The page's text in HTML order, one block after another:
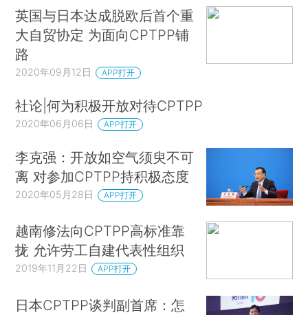
英国与日本达成脱欧后首个重
大自贸协定 为面向CPTPP铺
路
2020年09月12日 APP打开
社论|何为积极开放对待CPTPP
2020年06月06日 APP打开
李克强：开放如空气须臾不可
离 对参加CPTPP持积极态度
2020年05月28日 APP打开
越南修法向CPTPP高标准靠
拢 允许劳工自建代表性组织
2019年11月22日 APP打开
日本CPTPP谈判副首席：怎